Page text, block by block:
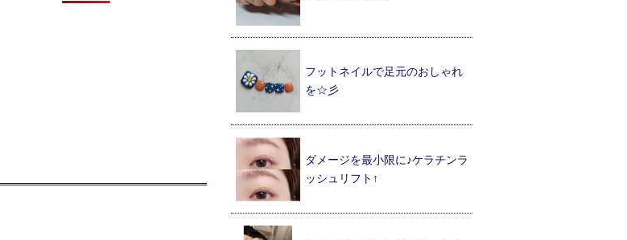
フットネイルで足元のおしゃれ
を☆彡
ダメージを最小限に♪ケラチンラ
ッシュリフト↑